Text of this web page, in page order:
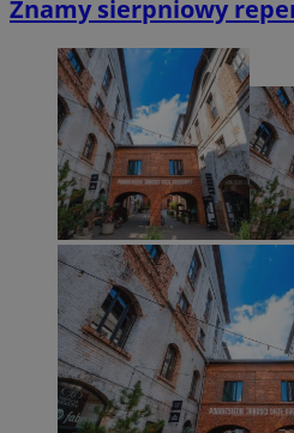
Znamy sierpniowy